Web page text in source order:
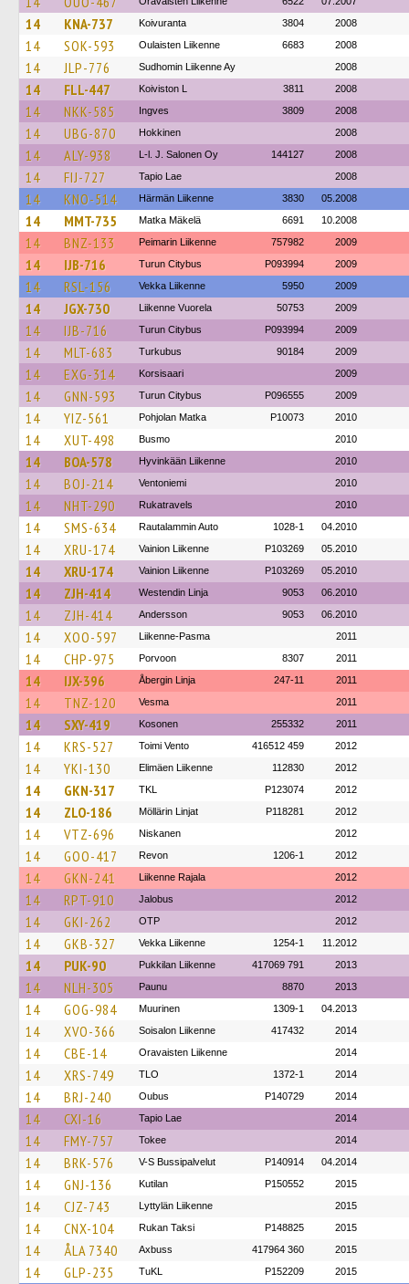
14 KNA-737 Koivuranta 3804 2008
14 SOK-593 Oulaisten Liikenne 6683 2008
14 JLP-776 Sudhomin Liikenne Ay 2008
14 FLL-447 Koiviston L 3811 2008
14 NKK-585 Ingves 3809 2008
14 UBG-870 Hokkinen 2008
14 ALY-938 L-l. J. Salonen Oy 144127 2008
14 FIJ-727 Tapio Lae 2008
14 KNO-514 Härmän Liikenne 3830 05.2008
14 MMT-735 Matka Mäkelä 6691 10.2008
14 BNZ-133 Peimarin Liikenne 757982 2009
14 IJB-716 Turun Citybus P093994 2009
14 RSL-156 Vekka Liikenne 5950 2009
14 JGX-730 Liikenne Vuorela 50753 2009
14 IJB-716 Turun Citybus P093994 2009
14 MLT-683 Turkubus 90184 2009
14 EXG-314 Korsisaari 2009
14 GNN-593 Turun Citybus P096555 2009
14 YIZ-561 Pohjolan Matka P10073 2010
14 XUT-498 Busmo 2010
14 BOA-578 Hyvinkään Liikenne 2010
14 BOJ-214 Ventoniemi 2010
14 NHT-290 Rukatravels 2010
14 SMS-634 Rautalammin Auto 1028-1 04.2010
14 XRU-174 Vainion Liikenne P103269 05.2010
14 XRU-174 Vainion Liikenne P103269 05.2010
14 ZJH-414 Westendin Linja 9053 06.2010
14 ZJH-414 Andersson 9053 06.2010
14 XOO-597 Liikenne-Pasma 2011
14 CHP-975 Porvoon 8307 2011
14 IJX-396 Åbergin Linja 247-11 2011
14 TNZ-120 Vesma 2011
14 SXY-419 Kosonen 255332 2011
14 KRS-527 Toimi Vento 416512 459 2012
14 YKI-130 Elimäen Liikenne 112830 2012
14 GKN-317 TKL P123074 2012
14 ZLO-186 Möllärin Linjat P118281 2012
14 VTZ-696 Niskanen 2012
14 GOO-417 Revon 1206-1 2012
14 GKN-241 Liikenne Rajala 2012
14 RPT-910 Jalobus 2012
14 GKI-262 OTP 2012
14 GKB-327 Vekka Liikenne 1254-1 11.2012
14 PUK-90 Pukkilan Liikenne 417069 791 2013
14 NLH-305 Paunu 8870 2013
14 GOG-984 Muurinen 1309-1 04.2013
14 XVO-366 Soisalon Liikenne 417432 2014
14 CBE-14 Oravaisten Liikenne 2014
14 XRS-749 TLO 1372-1 2014
14 BRJ-240 Oubus P140729 2014
14 CXI-16 Tapio Lae 2014
14 FMY-757 Tokee 2014
14 BRK-576 V-S Bussipalvelut P140914 04.2014
14 GNJ-136 Kutilan P150552 2015
14 CJZ-743 Lyttylän Liikenne 2015
14 CNX-104 Rukan Taksi P148825 2015
14 ÅLA 7340 Axbuss 417964 360 2015
14 GLP-235 TuKL P152209 2015